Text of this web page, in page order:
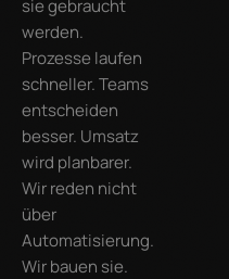
sie gebraucht
werden.
Prozesse laufen
schneller. Teams
entscheiden
besser. Umsatz
wird planbarer.
Wir reden nicht
über
Automatisierung.
Wir bauen sie.